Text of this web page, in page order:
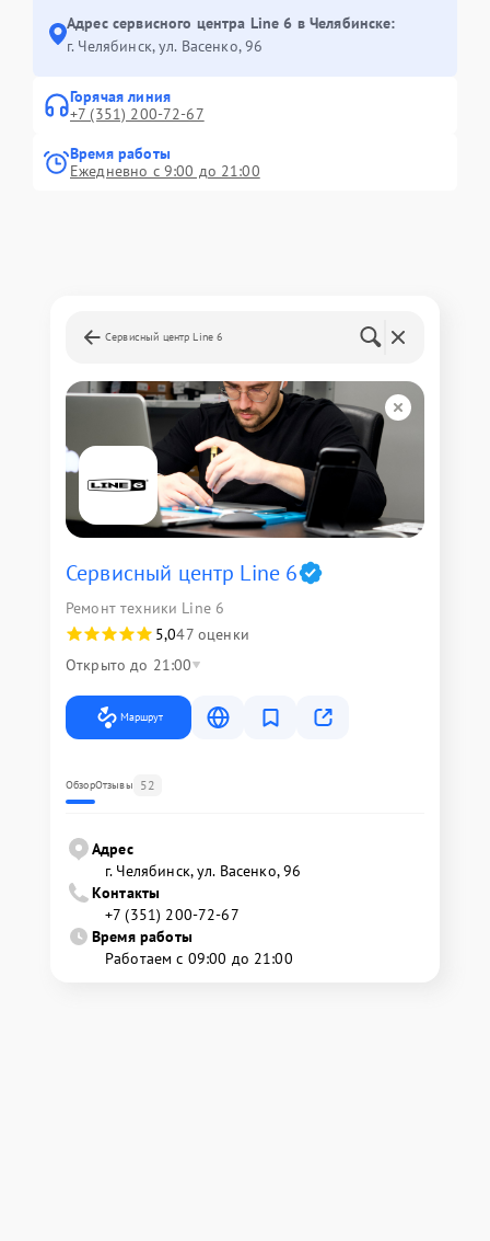
Адрес сервисного центра Line 6 в Челябинске:
г. Челябинск, ул. Васенко, 96
Горячая линия
+7 (351) 200-72-67
Время работы
Ежедневно с 9:00 до 21:00
Сервисный центр Line 6
Сервисный центр Line 6
Ремонт техники Line 6
5,047 оценки
Открыто до 21:00
Маршрут
ОбзорОтзывы 52
Адрес
г. Челябинск, ул. Васенко, 96
Контакты
+7 (351) 200-72-67
Время работы
Работаем с 09:00 до 21:00